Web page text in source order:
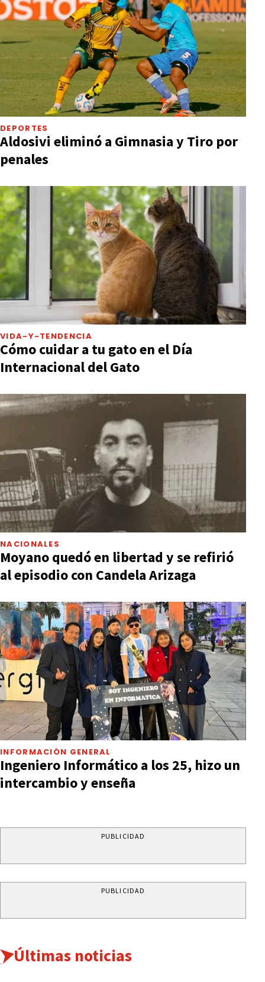
DEPORTES
Aldosivi eliminó a Gimnasia y Tiro por
penales
VIDA-Y-TENDENCIA
Cómo cuidar a tu gato en el Día
Internacional del Gato
NACIONALES
Moyano quedó en libertad y se refirió
al episodio con Candela Arizaga
INFORMACIÓN GENERAL
Ingeniero Informático a los 25, hizo un
intercambio y enseña
PUBLICIDAD
PUBLICIDAD
Últimas noticias